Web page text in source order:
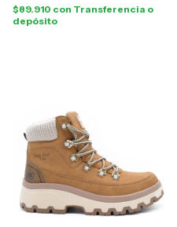
$89.910 con Transferencia o
depósito